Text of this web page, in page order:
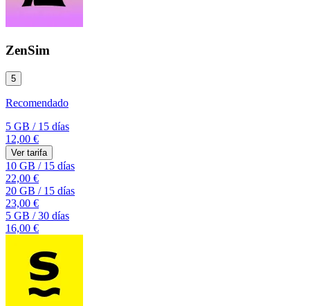
ZenSim
5
Recomendado
5 GB /15 días
12,00 €
Ver tarifa
10 GB /15 días
22,00 €
20 GB /15 días
23,00 €
5 GB /30 días
16,00 €